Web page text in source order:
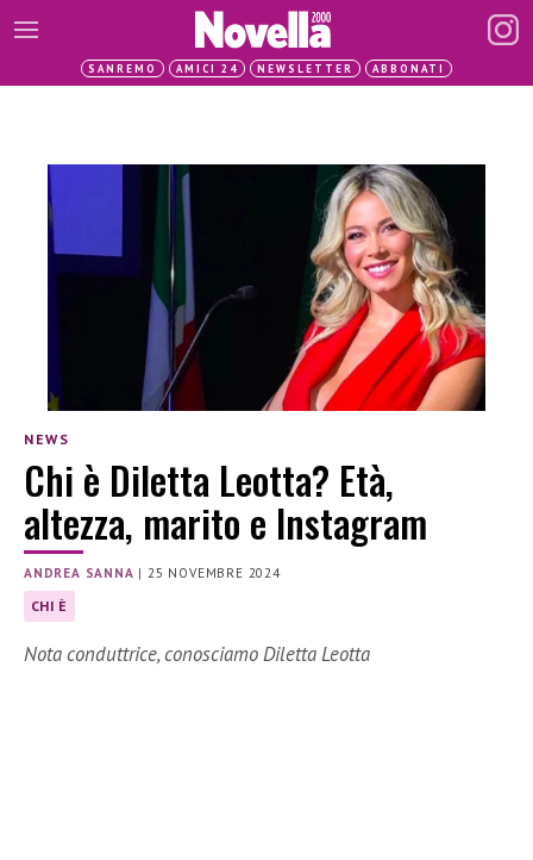
SANREMO AMICI 24 NEWSLETTER ABBONATI
NEWS
Chi è Diletta Leotta? Età,
altezza, marito e Instagram
ANDREA SANNA |25 NOVEMBRE 2024
CHI È
Nota conduttrice, conosciamo Diletta Leotta